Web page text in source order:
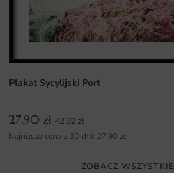
Plakat Sycylijski Port
27.90 zł 42.92zł
Najniższa cena z 30 dni: 27.90 zł
ZOBACZ WSZYSTKIE